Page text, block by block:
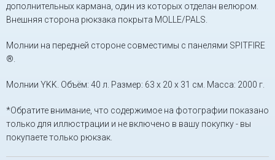
дополнительных кармана, один из которых отделан велюром.
Внешняя сторона рюкзака покрыта MOLLE/PALS.
Молнии на передней стороне совместимы с панелями SPITFIRE
®.
Молнии YKK. Объём: 40 л. Размер: 63 x 20 x 31 см. Масса: 2000 г.
*Обратите внимание, что содержимое на фотографии показано
только для иллюстрации и не включено в вашу покупку - вы
покупаете только рюкзак.